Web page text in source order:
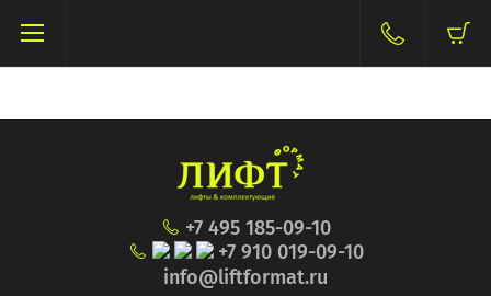
+7 495 185-09-10
+7 910 019-09-10
info@liftformat.ru